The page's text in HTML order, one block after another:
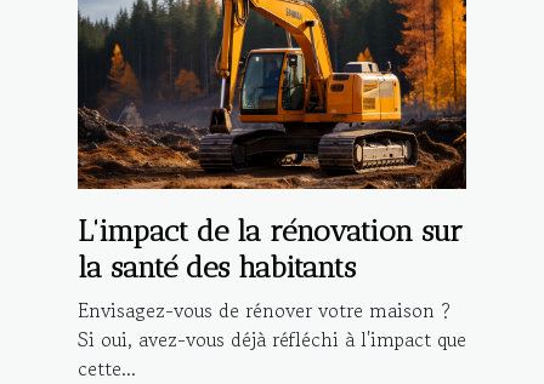
L'impact de la rénovation sur
la santé des habitants
Envisagez-vous de rénover votre maison ?
Si oui, avez-vous déjà réfléchi à l'impact que
cette...